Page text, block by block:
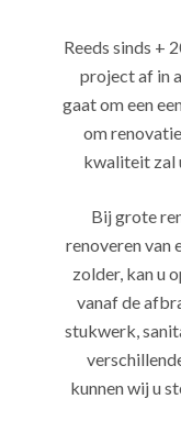
Reeds sinds +
project af in
gaat om een
om
kwaliteit zal
Bij grote
renoveren van
zolder, kan u
vanaf de
stukwerk,
kunnen wij u